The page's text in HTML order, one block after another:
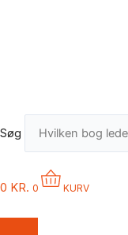
Søg
0 KR. 0 KURV